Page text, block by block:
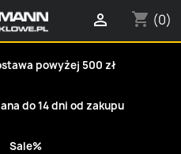
shopping_cart (0)

powyżej 500 zł
do 14 dni od zakupu
Sale%